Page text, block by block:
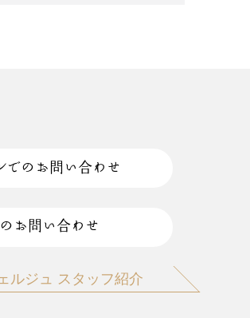
でのお問い合わせ
お問い合わせ
ルジュ スタッフ紹介